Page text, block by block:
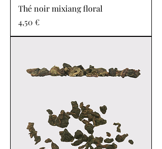
Thé noir mixiang floral
Prix
4,50 €